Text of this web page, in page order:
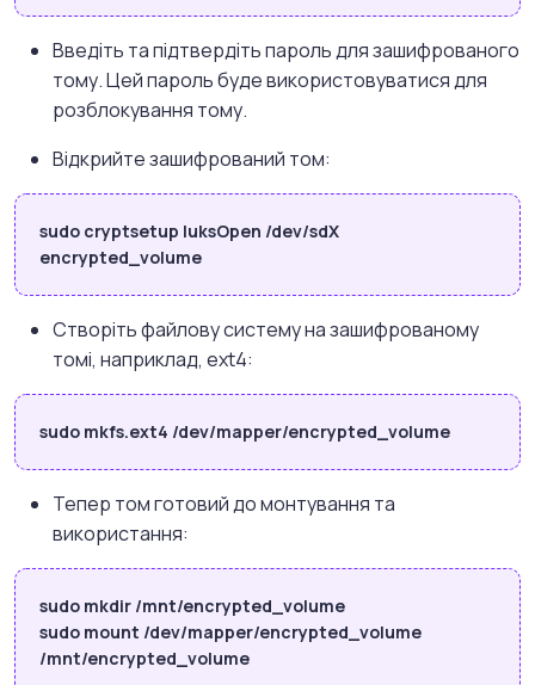
Введіть та підтвердіть пароль для зашифрованого
тому. Цей пароль буде використовуватися для
розблокування тому.
Відкрийте зашифрований том:
sudo cryptsetup luksOpen /dev/sdX
encrypted_volume
Створіть файлову систему на зашифрованому
томі, наприклад, ext4:
sudo mkfs.ext4 /dev/mapper/encrypted_volume
Тепер том готовий до монтування та
використання:
sudo mkdir /mnt/encrypted_volume
sudo mount /dev/mapper/encrypted_volume
/mnt/encrypted_volume